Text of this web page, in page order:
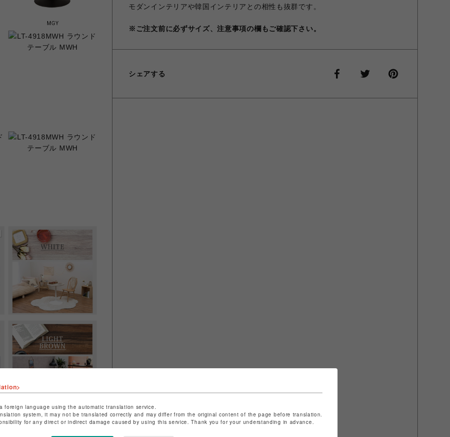
MGY
モダンインテリアや韓国インテリアとの相性も抜群です。
※ご注文前に必ずサイズ、注意事項の欄もご確認下さい。
シェアする
foreign language using the automatic translation service.
system, it may not be translated correctly and may differ from the original content of the page before translation.
for any direct or indirect damage caused by using this service. Thank you for your understanding in advance.